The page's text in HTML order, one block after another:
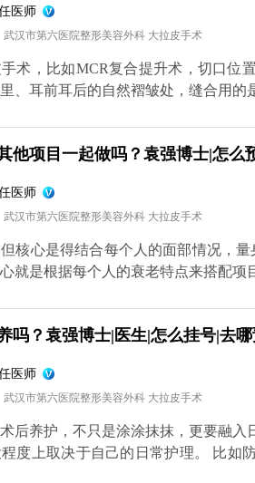
号、小红薯）预约面诊，详细了解。
医师
武汉市第六医院整形美容外科 大拉皮手术
术，比如MCR复合提升术，切口位
、耳前耳后的自然褶皱处，缝合用
出来了。至于大家担心的耳朵变形，
这些“发物”也先忌口，饮食清淡软烂
合大多都很理想，不用过度焦虑。
台（公众号、百家号、小红薯）预约
他项目一起做吗？袁强博士|怎么
医师
武汉市第六医院整形美容外科 大拉皮手术
心是得结合每个人的面部情况，量身设
就是根据每个人的衰老特点来搭配
很明显，比如上眼皮松、眼角往下掉
善眉形和上眼皮松弛，祛眼袋分内路
，分阶段做会更稳妥。先做拉皮把整
对性调整眼周，这样最终效果会更协
官方媒体平台（公众号、百家号、小
吗？袁强博士|医生|怎么挂号|去
医师
武汉市第六医院整形美容外科 大拉皮手术
后养护，不只是涂涂抹抹，更要融
度上取决于自己的日常护理。 比如
元凶，术后如果不做好防晒，不仅容